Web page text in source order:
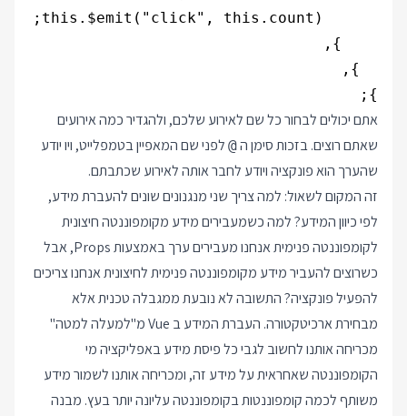
};
אתם יכולים לבחור כל שם לאירוע שלכם, ולהגדיר כמה אירועים
שאתם רוצים. בזכות סימן ה@ לפני שם המאפיין בטמפלייט, ויו יודע
שהערך הוא פונקציה ויודע לחבר אותה לאירוע שכתבתם.
זה המקום לשאול: למה צריך שני מנגנונים שונים להעברת מידע,
לפי כיוון המידע? למה כשמעבירים מידע מקומפוננטה חיצונית
לקומפוננטה פנימית אנחנו מעבירים ערך באמצעות Props, אבל
כשרוצים להעביר מידע מקומפוננטה פנימית לחיצונית אנחנו צריכים
להפעיל פונקציה? התשובה לא נובעת ממגבלה טכנית אלא
מבחירת ארכיטקטורה. העברת המידע ב Vue מ"למעלה למטה"
מכריחה אותנו לחשוב לגבי כל פיסת מידע באפליקציה מי
הקומפוננטה שאחראית על מידע זה, ומכריחה אותנו לשמור מידע
משותף לכמה קומפוננטות בקומפוננטה עליונה יותר בעץ. מבנה